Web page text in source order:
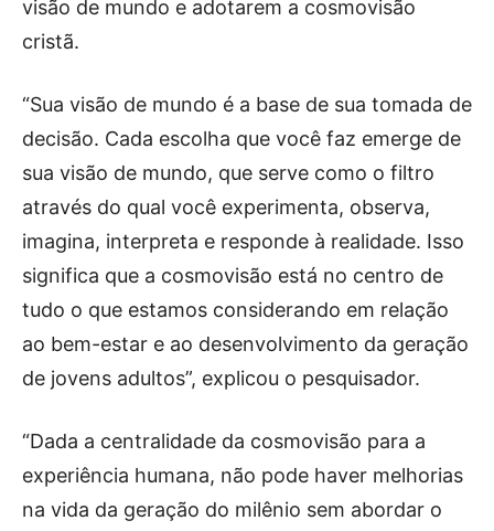
visão de mundo e adotarem a cosmovisão
cristã.
“Sua visão de mundo é a base de sua tomada de
decisão. Cada escolha que você faz emerge de
sua visão de mundo, que serve como o filtro
através do qual você experimenta, observa,
imagina, interpreta e responde à realidade. Isso
significa que a cosmovisão está no centro de
tudo o que estamos considerando em relação
ao bem-estar e ao desenvolvimento da geração
de jovens adultos”, explicou o pesquisador.
“Dada a centralidade da cosmovisão para a
experiência humana, não pode haver melhorias
na vida da geração do milênio sem abordar o